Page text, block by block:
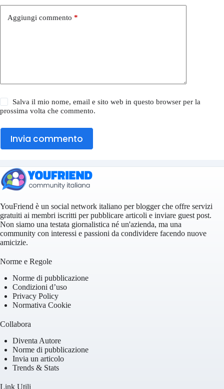
Aggiungi commento *
Salva il mio nome, email e sito web in questo browser per la
prossima volta che commento.
Invia commento
YouFriend è un social network italiano per blogger che offre servizi
gratuiti ai membri iscritti per pubblicare articoli e inviare guest post.
Non siamo una testata giornalistica né un'azienda, ma una
community con interessi e passioni da condividere facendo nuove
amicizie.
Norme e Regole
Norme di pubblicazione
Condizioni d’uso
Privacy Policy
Normativa Cookie
Collabora
Diventa Autore
Norme di pubblicazione
Invia un articolo
Trends & Stats
Link Utili